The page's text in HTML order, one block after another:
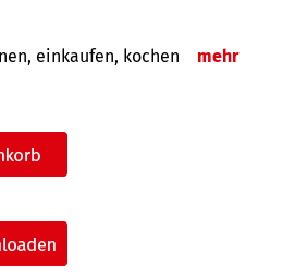
einkaufen, kochen mehr